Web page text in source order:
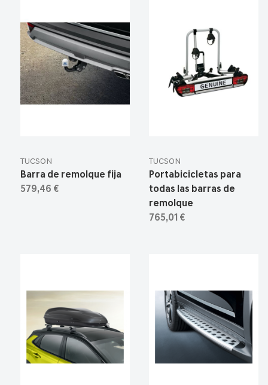
TUCSON
Barra de remolque fija
579,46 €
TUCSON
Portabicicletas para
todas las barras de
remolque
765,01 €